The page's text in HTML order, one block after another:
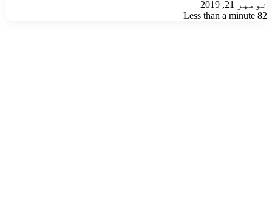
نومبر 21, 2019
82
Less than a minute